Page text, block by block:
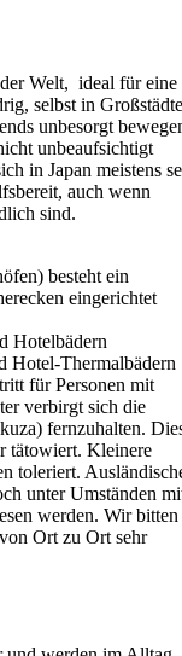
der Welt, ideal für eine
selbst in
unbesorgt
unbeaufsichtigt
in Japan meistens
auch wenn
sind.
besteht ein
eingerichtet
Hotelbädern
Hotel-Thermalbädern
für Personen mit
verbirgt sich die
fernzuhalten.
tätowiert. Kleinere
toleriert.
unter Umständen
werden. Wir bitten
Ort zu Ort sehr